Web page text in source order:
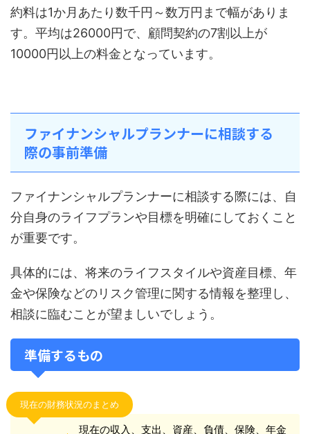
約料は1か月あたり数千円～数万円まで幅がありま
す。平均は26000円で、顧問契約の7割以上が
10000円以上の料金となっています。
ファイナンシャルプランナーに相談する
際の事前準備
ファイナンシャルプランナーに相談する際には、自
分自身のライフプランや目標を明確にしておくこと
が重要です。
具体的には、将来のライフスタイルや資産目標、年
金や保険などのリスク管理に関する情報を整理し、
相談に臨むことが望ましいでしょう。
準備するもの
現在の財務状況のまとめ
現在の収入、支出、資産、負債、保険、年金